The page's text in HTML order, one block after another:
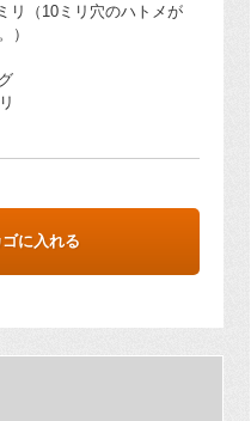
リ（10ミリ穴のハトメが
）
に入れる